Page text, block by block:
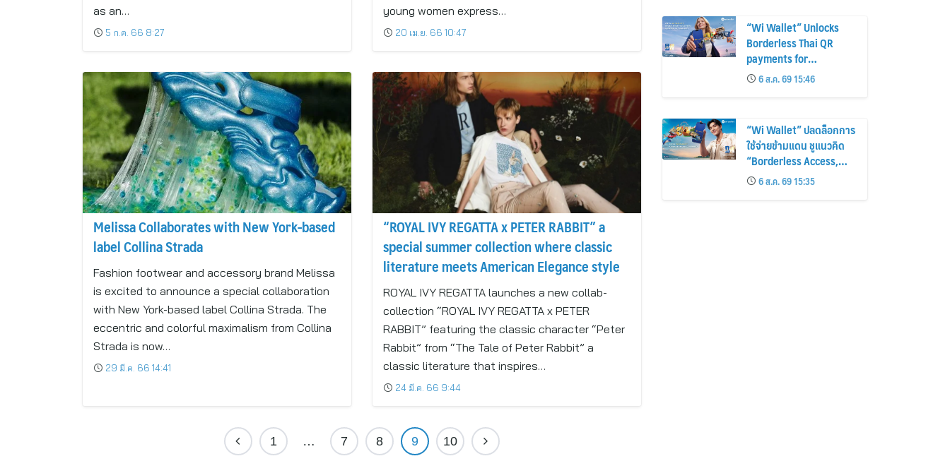
as an…
5 ก.ค. 66 8:27
young women express…
20 เม.ย. 66 10:47
Melissa Collaborates with New York-based
label Collina Strada
Fashion footwear and accessory brand Melissa
is excited to announce a special collaboration
with New York-based label Collina Strada. The
eccentric and colorful maximalism from Collina
Strada is now…
29 มี.ค. 66 14:41
“ROYAL IVY REGATTA x PETER RABBIT” a
special summer collection where classic
literature meets American Elegance style
ROYAL IVY REGATTA launches a new collab-
collection “ROYAL IVY REGATTA x PETER
RABBIT” featuring the classic character “Peter
Rabbit” from “The Tale of Peter Rabbit” a
classic literature that inspires…
24 มี.ค. 66 9:44
1 … 7 8 9 10
“Wi Wallet” Unlocks
Borderless Thai QR
payments for
Foreigners
6 ส.ค. 69 15:46
“Wi Wallet” ปลดล็อกการ
ใช้จ่ายข้ามแดน ชูแนวคิด
“Borderless Access,
Seamless Journey”
6 ส.ค. 69 15:35